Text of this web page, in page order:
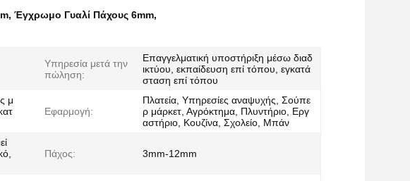
, Έγχρωμο Γυαλί Πάχους 6mm,
Υπηρεσία μετά την
πώληση:
Επαγγελματική υποστήριξη μέσω διαδ
ικτύου, εκπαίδευση επί τόπου, εγκατά
σταση επί τόπου
μ
Εφαρμογή:
Πλατεία, Υπηρεσίες αναψυχής, Σούπε
ρ μάρκετ, Αγρόκτημα, Πλυντήριο, Εργ
αστήριο, Κουζίνα, Σχολείο, Μπάν
Πάχος: 3mm-12mm